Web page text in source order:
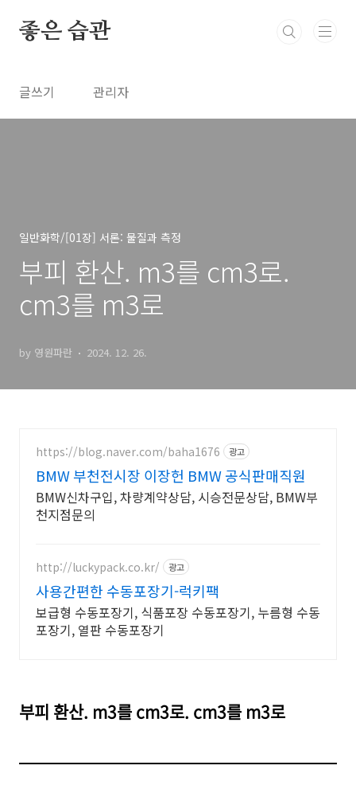
좋은 습관
글쓰기 관리자
일반화학/[01장] 서론: 물질과 측정
부피 환산. m3를 cm3로.
cm3를 m3로
by 영원파란 2024. 12. 26.
https://blog.naver.com/baha1676 광고
BMW 부천전시장 이장헌 BMW 공식판매직원
BMW신차구입, 차량계약상담, 시승전문상담, BMW부
천지점문의
http://luckypack.co.kr/ 광고
사용간편한 수동포장기-럭키팩
보급형 수동포장기, 식품포장 수동포장기, 누름형 수동
포장기, 열판 수동포장기
부피 환산. m3를 cm3로. cm3를 m3로